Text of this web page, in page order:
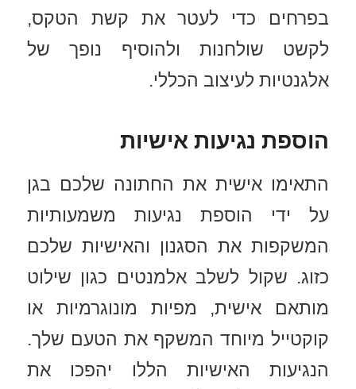
בפרחים כדי לעטר את קשת הטקס,
לקשט שולחנות ולהוסיף נופך של
אלגנטיות לעיצוב הכללי.
הוספת נגיעות אישיות
התאימו אישית את החתונה שלכם בגן
על ידי הוספת נגיעות משמעותיות
המשקפות את הסגנון והאישיות שלכם
כזוג. שקול לשלב אלמנטים כגון שילוט
מותאם אישית, מפיות מונוגרמיות או
קוקטייל מיוחד המשקף את הטעם שלך.
הנגיעות האישיות הללו יהפכו את